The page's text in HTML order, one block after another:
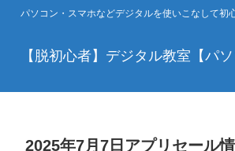
パソコン・スマホなどデジタルを使いこなして初
【脱初心者】デジタル教室【パ
2025年7月7日アプリセール